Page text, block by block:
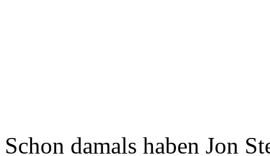
Schon damals haben Jon